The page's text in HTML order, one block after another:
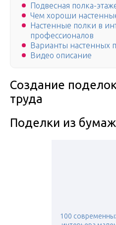
Подвесная полка-
Чем хороши
Настенные полки в
профессионалов
Варианты настенных
Видео описание
Создание
труда
Поделки из
100